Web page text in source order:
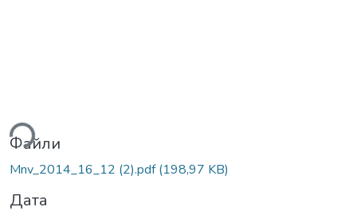
Файли
Mnv_2014_16_12 (2).pdf(198,97 KB)
Дата